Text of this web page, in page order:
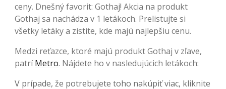
ceny. Dnešný favorit: Gothaj! Akcia na produkt
Gothaj sa nachádza v 1 letákoch. Prelistujte si
všetky letáky a zistite, kde majú najlepšiu cenu.
Medzi reťazce, ktoré majú produkt Gothaj v zľave,
patríMetro. Nájdete ho v nasledujúcich letákoch:
V prípade, že potrebujete toho nakúpiť viac, kliknite